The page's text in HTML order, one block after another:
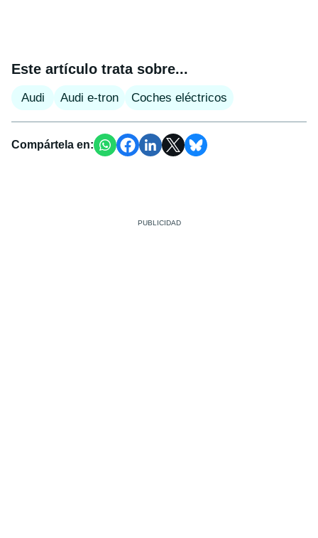
Este artículo trata sobre...
Audi Audi e-tron Coches eléctricos
Compártela en: